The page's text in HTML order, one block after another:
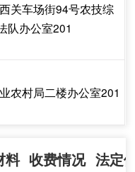
关车场街94号农技综
队办公室201
农村局二楼办公室201
料 收费情况 法定